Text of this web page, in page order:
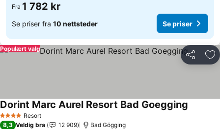
Fra 1 782 kr
Se priser fra 10 nettsteder Se priser
Del
Populært valg
4 StjernerResort
Dorint Marc Aurel Resort Bad Goegging
8,3 Veldig bra 12 909 Bad Gögging